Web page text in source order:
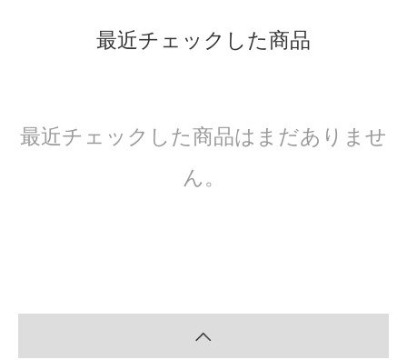
最近チェックした商品
最近チェックした商品はまだありませ
ん。